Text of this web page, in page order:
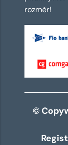
rozměr!
©